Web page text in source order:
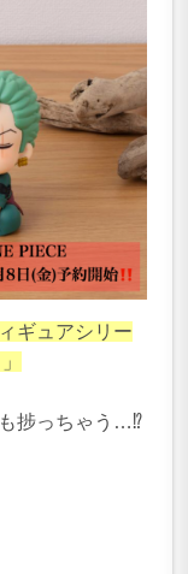
ギュアシリー
捗っちゃう…⁉